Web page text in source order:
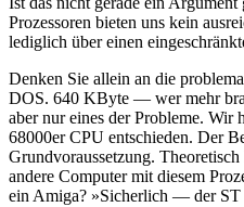
Prozessoren bieten uns kein
lediglich über einen
Denken Sie allein an die
DOS. 640 KByte — wer mehr
aber nur eines der Probleme. Wir
68000er CPU entschieden. Der
Grundvoraussetzung.
andere Computer mit diesem
ein Amiga? »Sicherlich — der ST